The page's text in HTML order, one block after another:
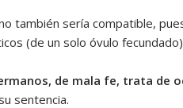
también sería compatible,
(de un solo óvulo
de mala fe, trata de
sentencia.